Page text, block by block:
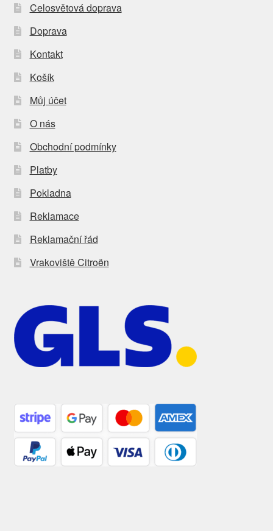
Celosvětová doprava
Doprava
Kontakt
Košík
Můj účet
O nás
Obchodní podmínky
Platby
Pokladna
Reklamace
Reklamační řád
Vrakoviště Citroën